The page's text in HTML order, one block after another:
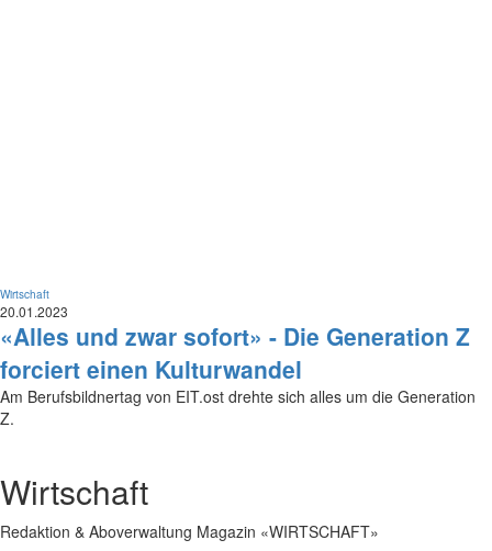
Wirtschaft
20.01.2023
«Alles und zwar sofort» - Die Generation Z
forciert einen Kulturwandel
Am Berufsbildnertag von EIT.ost drehte sich alles um die Generation
Z.
Wirtschaft
Redaktion & Aboverwaltung Magazin «WIRTSCHAFT»